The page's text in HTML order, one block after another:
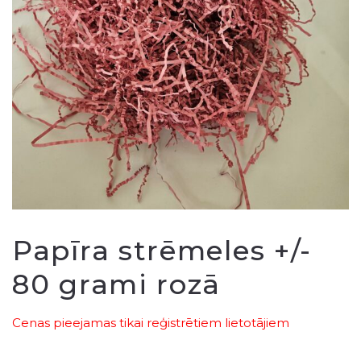
Papīra strēmeles +/-
80 grami rozā
Cenas pieejamas tikai reģistrētiem lietotājiem